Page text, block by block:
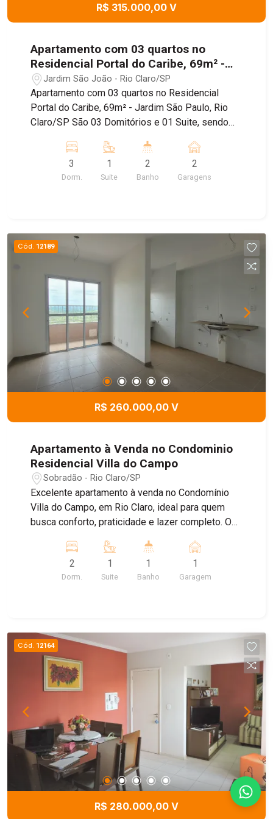
R$ 315.000,00 V
Apartamento com 03 quartos no
Residencial Portal do Caribe, 69m² -
Jardim São Paulo, Rio Claro/SP
Jardim São João - Rio Claro/SP
Apartamento com 03 quartos no Residencial
Portal do Caribe, 69m² - Jardim São Paulo, Rio
Claro/SP São 03 Domitórios e 01 Suite, sendo
Banheiro Social, 01 Cozinha com área de serviço ,
01 Sala de Jantar e Estar, 01 Sacada , 02 Vagaas
de Garagem.
3
Dorm.
1
Suite
2
Banho
2
Garagens
Cód. 12189
R$ 260.000,00 V
Apartamento à Venda no Condominio
Residencial Villa do Campo
Sobradão - Rio Claro/SP
Excelente apartamento à venda no Condomínio
Villa do Campo, em Rio Claro, ideal para quem
busca conforto, praticidade e lazer completo. O
distribuídos em 2 quartos, sendo 1 suíte, além de
1 banheiro social. Conta ainda com 1 vaga de
garagem. O apartamento oferece infraestrutura
para o dia a dia. O condomínio dispõe de uma
área de lazer completa, com piscina,
churrasqueira, playground, quadra esportiva e
quadra de areia, ideal para toda a família.
Destaques do imóvel: 53 m² de área construída 2
quartos (1 suíte) Banheiro social 1 vaga de
garagem Infraestrutura para ar-condicionado (3
pontos) Laje técnica Varanda com ponto de gás e
ponto grill Condomínio com lazer completo Uma
excelente oportunidade para morar ou investir em
uma das melhores regiões de Rio Claro.
2
Dorm.
1
Suite
1
Banho
1
Garagem
Cód. 12164
R$ 280.000,00 V